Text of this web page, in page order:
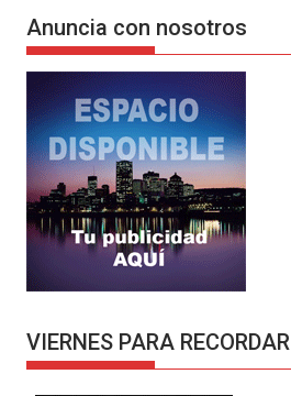
Anuncia con nosotros
VIERNES PARA RECORDAR